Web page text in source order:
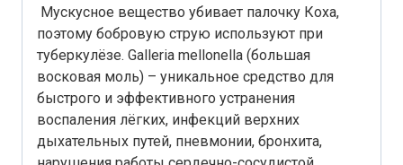
Мускусное вещество убивает палочку Коха,
поэтому бобровую струю используют при
туберкулёзе. Galleria mellonella (большая
восковая моль) – уникальное средство для
быстрого и эффективного устранения
воспаления лёгких, инфекций верхних
дыхательных путей, пневмонии, бронхита,